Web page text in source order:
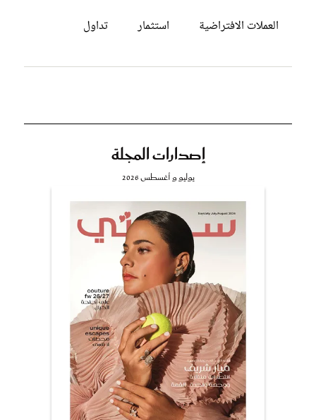
العملات الافتراضية
استثمار تداول
إصدارات المجلة
يوليو و أغسطس 2026